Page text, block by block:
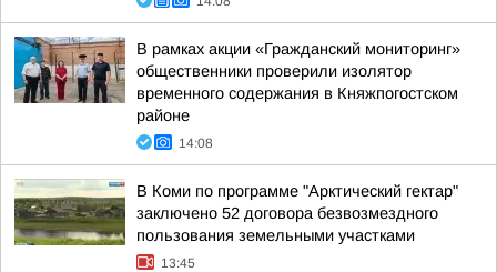
В рамках акции «Гражданский мониторинг»
общественники проверили изолятор
временного содержания в Княжпогостском
районе
14:08
В Коми по программе "Арктический гектар"
заключено 52 договора безвозмездного
пользования земельными участками
13:45